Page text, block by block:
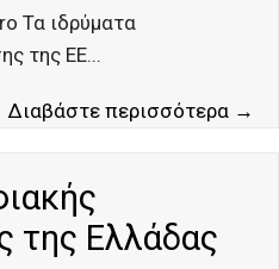
Τα ιδρύματα
της ΕΕ...
Διαβάστε περισσότερα →
της Ελλάδας